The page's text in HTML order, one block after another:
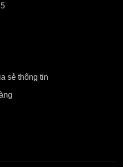
sẻ thông tin